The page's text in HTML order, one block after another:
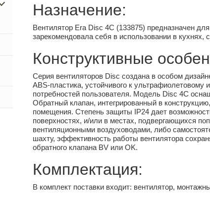
Назначение:
Вентилятор Era Disc 4C (133875) предназначен
зарекомендовала себя в использовании в
Конструктивные
Серия вентиляторов Disc создана в особом
ABS-пластика, устойчивого к
потребностей пользователя. Модель Disc 4C
Обратный клапан, интегрированный в
помещения. Степень защиты IP24 дает
поверхностях, и/или в местах, подвергающихся
вентиляционными воздуховодами, либо
шахту, эффективность работы вентилятора
обратного клапана BV или OK.
Комплектация:
В комплект поставки входит: вентилятор,